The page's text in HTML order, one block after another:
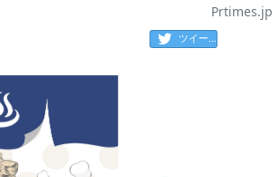
Prtimes.jp
ツイート